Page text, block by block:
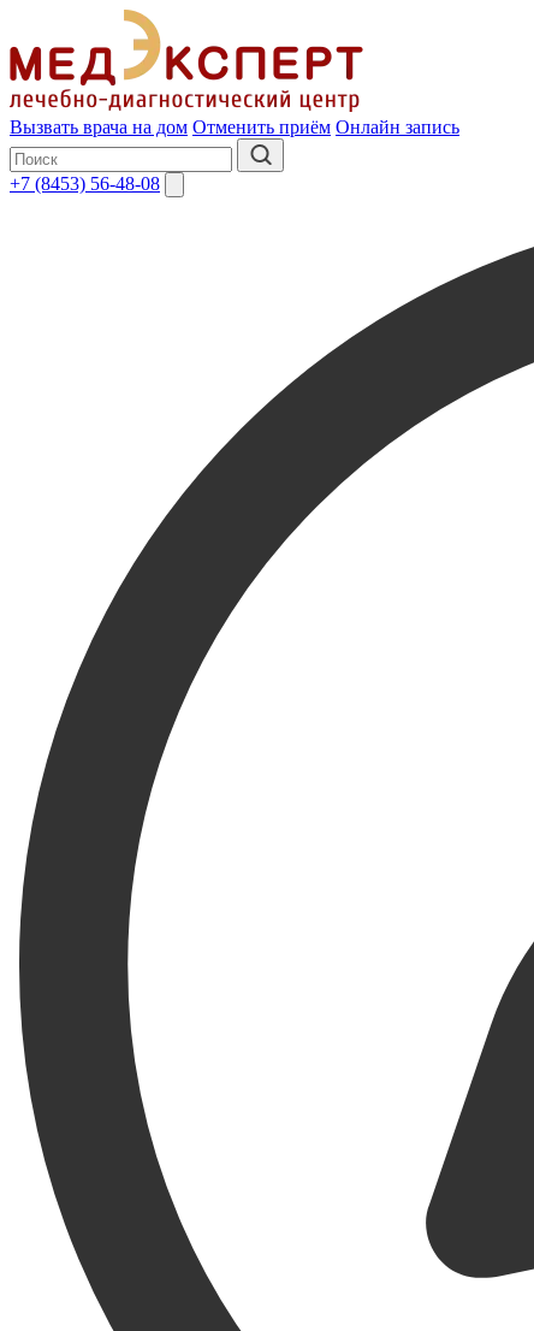
Вызвать врача на дом Отменить приём Онлайн запись
+7 (8453) 56-48-08